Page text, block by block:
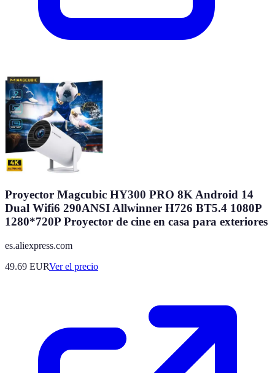
Proyector Magcubic HY300 PRO 8K Android 14
Dual Wifi6 290ANSI Allwinner H726 BT5.4 1080P
1280*720P Proyector de cine en casa para exteriores
es.aliexpress.com
49.69 EURVer el precio